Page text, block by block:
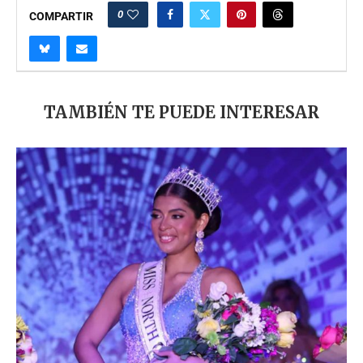
COMPARTIR 0
TAMBIÉN TE PUEDE INTERESAR